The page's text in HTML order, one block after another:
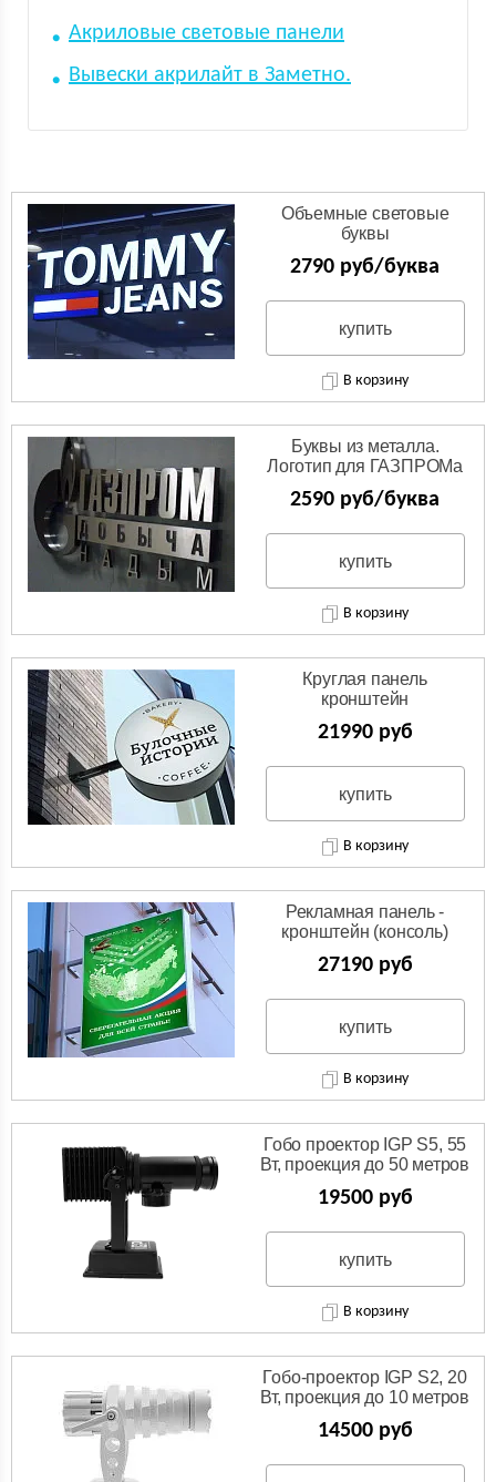
Акриловые световые панели
Вывески акрилайт в Заметно.
Объемные световые
буквы
2790 руб/буква
купить
В корзину
Буквы из металла.
Логотип для ГАЗПРОМа
из нержавейки.
2590 руб/буква
купить
В корзину
Круглая панель
кронштейн
(Двухсторонняя вывеска)
21990 руб
купить
В корзину
Рекламная панель -
кронштейн (консоль)
27190 руб
купить
В корзину
Гобо проектор IGP S5, 55
Вт, проекция до 50 метров
19500 руб
купить
В корзину
Гобо-проектор IGP S2, 20
Вт, проекция до 10 метров
14500 руб